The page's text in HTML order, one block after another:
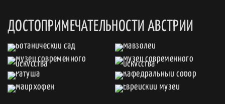
ДОСТОПРИМЕЧАТЕЛЬНОСТИ АВСТРИИ